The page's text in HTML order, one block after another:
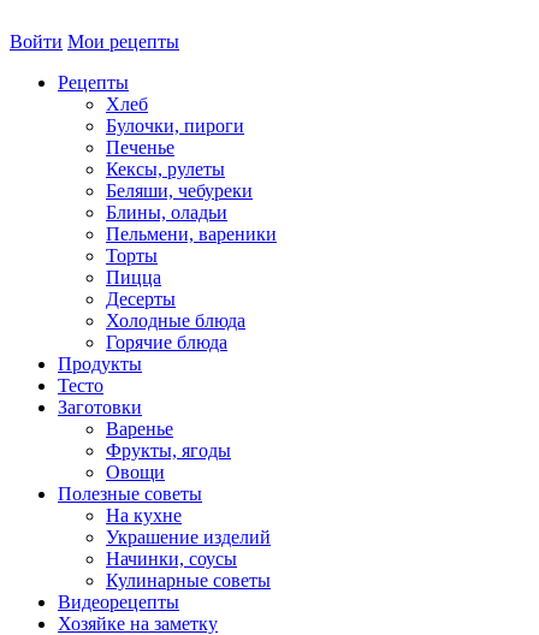
Войти Мои рецепты
Рецепты
Хлеб
Булочки, пироги
Печенье
Кексы, рулеты
Беляши, чебуреки
Блины, оладьи
Пельмени, вареники
Торты
Пицца
Десерты
Холодные блюда
Горячие блюда
Продукты
Тесто
Заготовки
Варенье
Фрукты, ягоды
Овощи
Полезные советы
На кухне
Украшение изделий
Начинки, соусы
Кулинарные советы
Видеорецепты
Хозяйке на заметку